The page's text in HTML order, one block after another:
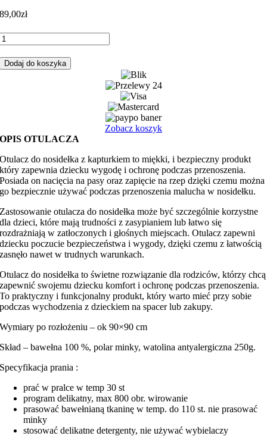
89,00zł
Dodaj do koszyka
Zobacz koszyk
OPIS OTULACZA
Otulacz do nosidełka z kapturkiem to miękki, i bezpieczny produkt
który zapewnia dziecku wygodę i ochronę podczas przenoszenia.
Posiada on nacięcia na pasy oraz zapięcie na rzep dzięki czemu można
go bezpiecznie używać podczas przenoszenia malucha w nosidełku.
Zastosowanie otulacza do nosidełka może być szczególnie korzystne
dla dzieci, które mają trudności z zasypianiem lub łatwo się
rozdrażniają w zatłoczonych i głośnych miejscach. Otulacz zapewni
dziecku poczucie bezpieczeństwa i wygody, dzięki czemu z łatwością
zasnęło nawet w trudnych warunkach.
Otulacz do nosidełka to świetne rozwiązanie dla rodziców, którzy chcą
zapewnić swojemu dziecku komfort i ochronę podczas przenoszenia.
To praktyczny i funkcjonalny produkt, który warto mieć przy sobie
podczas wychodzenia z dzieckiem na spacer lub zakupy.
Wymiary po rozłożeniu – ok 90×90 cm
Skład – bawełna 100 %, polar minky, watolina antyalergiczna 250g.
Specyfikacja prania :
prać w pralce w temp 30 st
program delikatny, max 800 obr. wirowanie
prasować bawełnianą tkaninę w temp. do 110 st. nie prasować
minky
stosować delikatne detergenty, nie używać wybielaczy